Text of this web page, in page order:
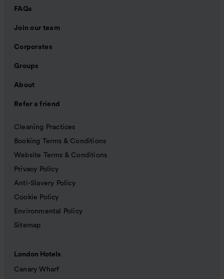
FAQs
Join our team
Corporates
Groups
About
Refer a friend
Cleaning Practices
Booking Terms & Conditions
Website Terms & Conditions
Privacy Policy
Anti-Slavery Policy
Cookie Policy
Environmental Policy
Sitemap
London Hotels
Canary Wharf